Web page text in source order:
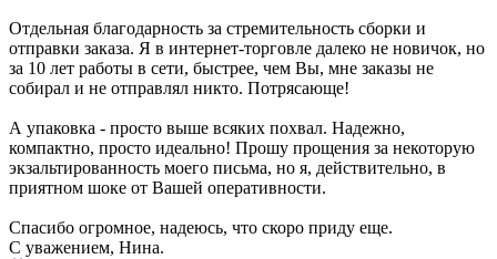
Отдельная благодарность за стремительность сборки и
отправки заказа. Я в интернет-торговле далеко не новичок, но
за 10 лет работы в сети, быстрее, чем Вы, мне заказы не
собирал и не отправлял никто. Потрясающе!
А упаковка - просто выше всяких похвал. Надежно,
компактно, просто идеально! Прошу прощения за некоторую
экзальтированность моего письма, но я, действительно, в
приятном шоке от Вашей оперативности.
Спасибо огромное, надеюсь, что скоро приду еще.
С уважением, Нина.